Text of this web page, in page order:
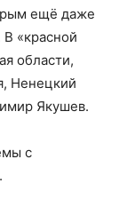
ещё даже
«красной
области,
Ненецкий
Якушев.
с